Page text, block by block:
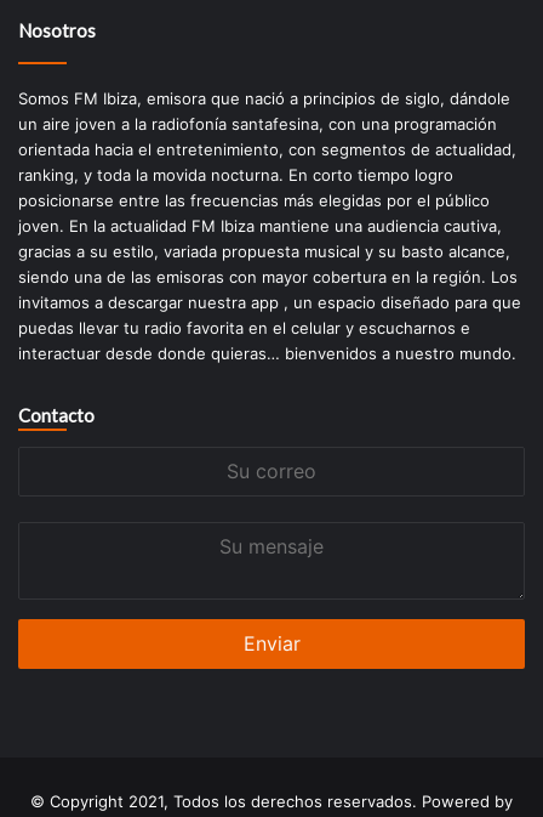
Nosotros
Somos FM Ibiza, emisora que nació a principios de siglo, dándole
un aire joven a la radiofonía santafesina, con una programación
orientada hacia el entretenimiento, con segmentos de actualidad,
ranking, y toda la movida nocturna. En corto tiempo logro
posicionarse entre las frecuencias más elegidas por el público
joven. En la actualidad FM Ibiza mantiene una audiencia cautiva,
gracias a su estilo, variada propuesta musical y su basto alcance,
siendo una de las emisoras con mayor cobertura en la región. Los
invitamos a descargar nuestra app , un espacio diseñado para que
puedas llevar tu radio favorita en el celular y escucharnos e
interactuar desde donde quieras… bienvenidos a nuestro mundo.
Contacto
© Copyright 2021, Todos los derechos reservados. Powered by